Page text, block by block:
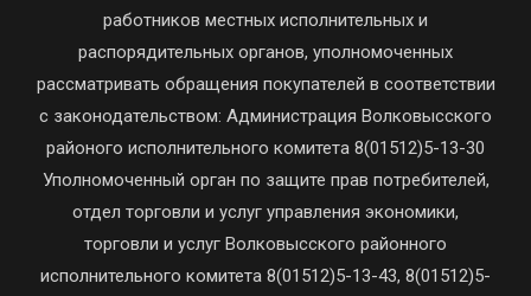
работников местных исполнительных и
распорядительных органов, уполномоченных
рассматривать обращения покупателей в соответствии
с законодательством: Администрация Волковысского
районого исполнительного комитета 8(01512)5-13-30
Уполномоченный орган по защите прав потребителей,
отдел торговли и услуг управления экономики,
торговли и услуг Волковысского районного
исполнительного комитета 8(01512)5-13-43, 8(01512)5-